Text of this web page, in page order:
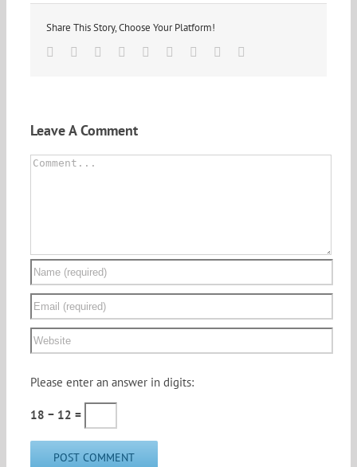
Share This Story, Choose Your Platform!
Facebook
TwitterLinkedin
Reddit TumblrGoogle+Pinterest
Leave A Comment
Comment
Please enter an answer in digits:
18 − 12 =